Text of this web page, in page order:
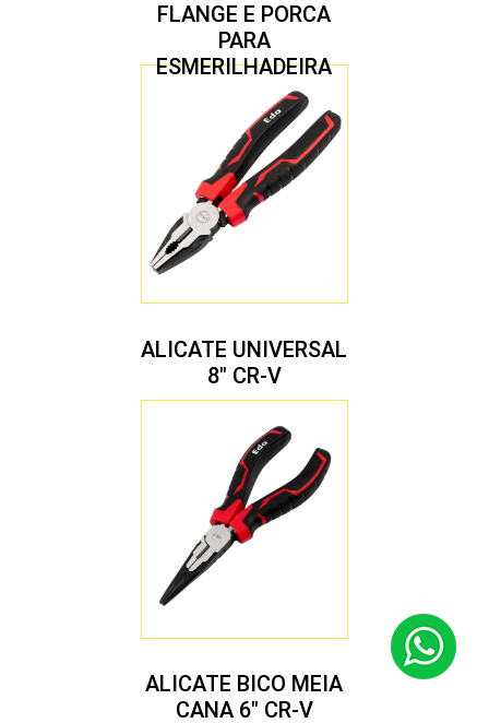
FLANGE E PORCA
PARA
ESMERILHADEIRA
4.1/2″ 20,00 MM
ALICATE UNIVERSAL
8″ CR-V
ALICATE BICO MEIA
CANA 6″ CR-V